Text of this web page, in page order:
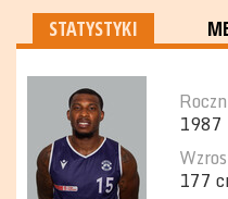
STATYSTYKI
1987
177